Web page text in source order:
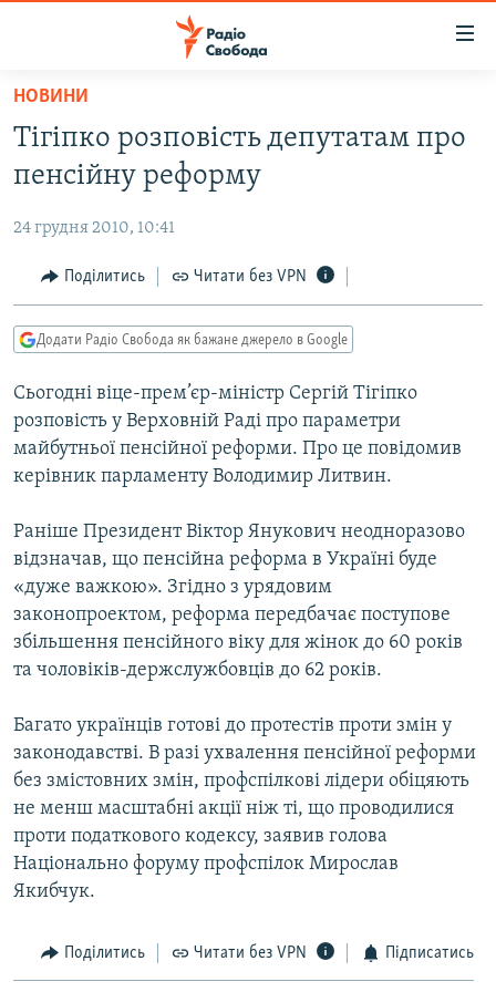
Перейти
основного
матеріалу
до
навігації
Перейти
до
ВСЕ ЗА ДОБУ
ПОЛІТИКА
ЕКОНОМІКА
КУЛЬТУРА
СПОРТ
УКРАЇНА
СВІТ
ВІЙНА
РОСІЙСЬКА «ФІЛЬТРАЦІЯ»
КРИМ.РЕАЛІЇ
ТИ ЯК?
СХЕМИ
ПРИАЗОВ’Я
МУЛЬТИМЕДІА
ФОТО
СПЕЦПРОЄКТИ
ПОДКАСТИ
КРИМ РЕАЛІЇ
РУС
УКР
КТАТ
ДОЛУЧАЙСЯ!
НОВИНИ
Тігіпко розповість депутатам про
пенсійну реформу
24 грудня 2010, 10:41
Поділитись Читати без VPN
Додати Радіо Свобода як бажане джерело в Google
Сьогодні віце-прем’єр-міністр Сергій Тігіпко
розповість у Верховній Раді про параметри
майбутньої пенсійної реформи. Про це повідомив
керівник парламенту Володимир Литвин.
Раніше Президент Віктор Янукович неодноразово
відзначав, що пенсійна реформа в Україні буде
«дуже важкою». Згідно з урядовим
законопроектом, реформа передбачає поступове
збільшення пенсійного віку для жінок до 60 років
та чоловіків-держслужбовців до 62 років.
Багато українців готові до протестів проти змін у
законодавстві. В разі ухвалення пенсійної реформи
без змістовних змін, профспілкові лідери обіцяють
не менш масштабні акції ніж ті, що проводилися
проти податкового кодексу, заявив голова
Національно форуму профспілок Мирослав
Якибчук.
Поділитись Читати без VPN Підписатись